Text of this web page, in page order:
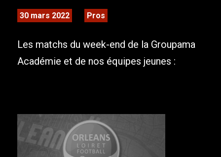
30 mars 2022 Pros
Les matchs du week-end de la Groupama
Académie et de nos équipes jeunes :